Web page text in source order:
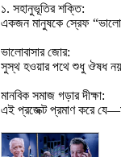
১. সহানুভূতির শক্তি:
একজন মানুষকে স্রেফ “ভালো
ভালোবাসার জোর:
সুস্থ হওয়ার পথে শুধু ঔষধ
মানবিক সমাজ গড়ার দীক্ষা:
এই প্রজেক্ট প্রমাণ করে